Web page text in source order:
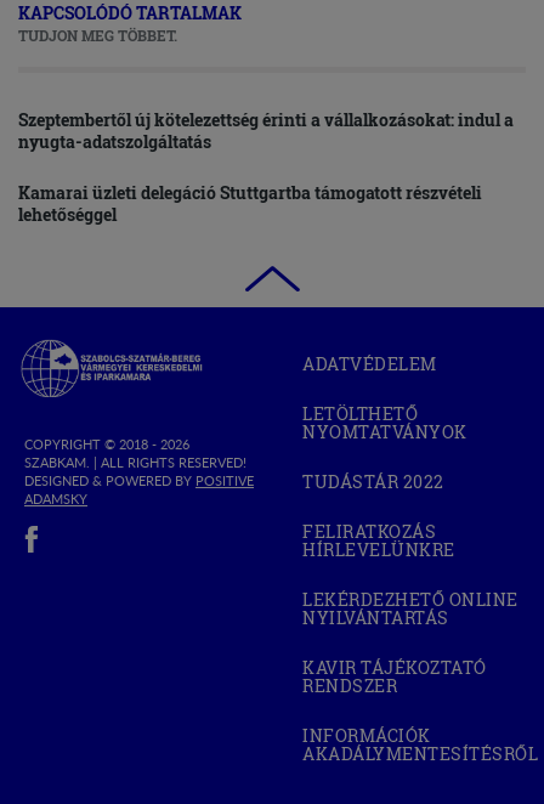
KAPCSOLÓDÓ TARTALMAK
TUDJON MEG TÖBBET.
Szeptembertől új kötelezettség érinti a vállalkozásokat: indul a
nyugta-adatszolgáltatás
Kamarai üzleti delegáció Stuttgartba támogatott részvételi
lehetőséggel
Szabolcs-
Szatmár-
Bereg
Kereskedelmi
és
Iparkamara
COPYRIGHT © 2018 - 2026
SZABKAM. | ALL RIGHTS RESERVED!
DESIGNED & POWERED BY POSITIVE
ADAMSKY(OPEN
ADATVÉDELEM
LETÖLTHETŐ
NYOMTATVÁNYOK
TUDÁSTÁR 2022
WINDOW)
FELIRATKOZÁS
HÍRLEVELÜNKRE
LEKÉRDEZHETŐ ONLINE
NYILVÁNTARTÁS
NEW
WINDOW)
KAVIR TÁJÉKOZTATÓ
RENDSZER(OPEN
NEW
WINDOW)
INFORMÁCIÓK
AKADÁLYMENTESÍTÉSRŐL